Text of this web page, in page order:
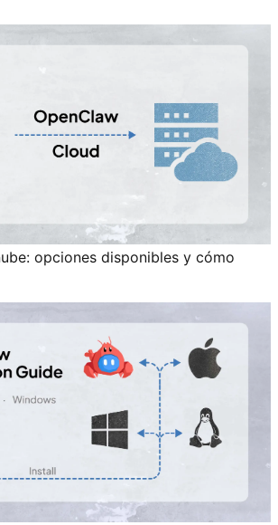
opciones disponibles y cómo